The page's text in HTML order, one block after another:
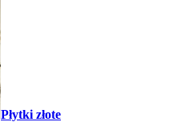
Płytki złote